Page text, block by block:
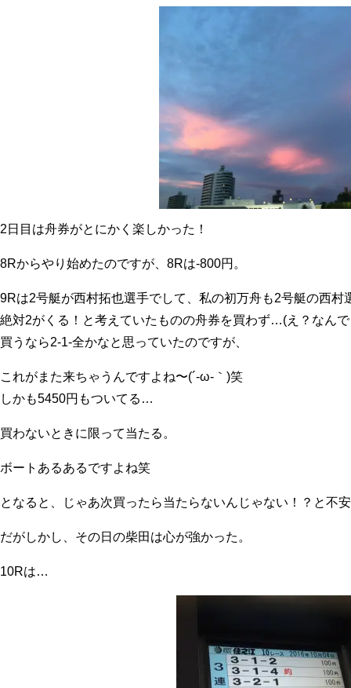
2日目は舟券がとにかく楽しかった！
8Rからやり始めたのですが、8Rは-800円。
9Rは2号艇が西村拓也選手でして、私の初万舟も2号艇の西村
絶対2がくる！と考えていたものの舟券を買わず…(え？なん
買うなら2-1-全かなと思っていたのですが、
これがまた来ちゃうんですよね〜(´-ω-｀)笑
しかも5450円もついてる…
買わないときに限って当たる。
ボートあるあるですよね笑
となると、じゃあ次買ったら当たらないんじゃない！？と不
だがしかし、その日の柴田は心が強かった。
10Rは…